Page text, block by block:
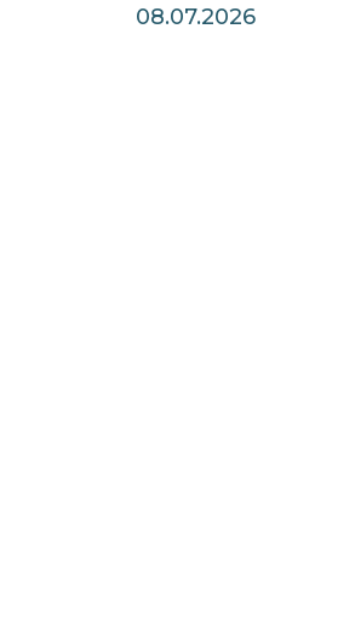
08.07.2026